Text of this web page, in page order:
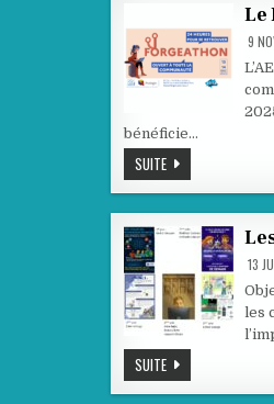
Le
9
bénéficie…
SUITELE
FORGEATHON
2025
13
ET
DÉCEMBRE
À
PARIS
13
les
SUITELES
LAURÉATS
DU